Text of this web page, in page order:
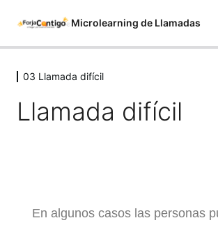
Microlearning de Llamadas
01 Contexto
1 lección
02 Cordialidad y Escucha
04 La calidad de los datos
03 Llamada difícil
Llamada difícil
En algunos casos las personas